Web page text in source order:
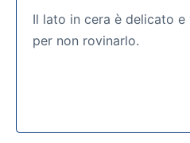
Il lato in cera è delicato
per non rovinarlo.